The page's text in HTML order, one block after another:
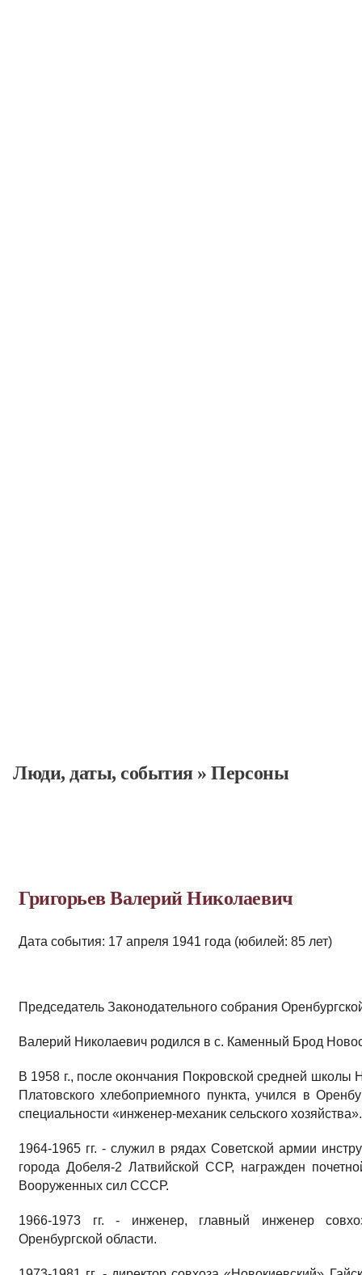
Люди, даты, cобытия»Персоны
Григорьев Валерий Николаевич
Дата события: 17 апреля 1941 года (юбилей: 85 лет)
Председатель Законодательного собрания
Валерий Николаевич родился в с. Каменный Брод
В 1958 г., после окончания Покровской средней школы
Платовского хлебоприемного пункта, учился в
специальности «инженер-механик сельского хозяйства».
1964-1965 гг. - служил в рядах Советской армии
города Добеля-2 Латвийской ССР, награжден
Вооруженных сил СССР.
1966-1973 гг. - инженер, главный инженер
Оренбургской области.